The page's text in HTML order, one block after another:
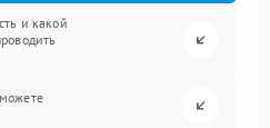
и какой